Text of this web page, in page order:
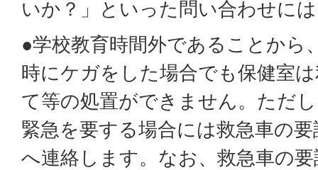
いか？」といった問い合わせに
●学校教育時間外であることから
時にケガをした場合でも保健室
て等の処置ができません。ただ
緊急を要する場合には救急車の
へ連絡します。なお、救急車の